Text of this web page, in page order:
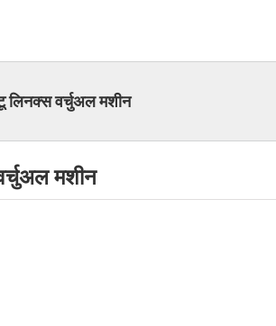
लिनक्स वर्चुअल मशीन
मशीन